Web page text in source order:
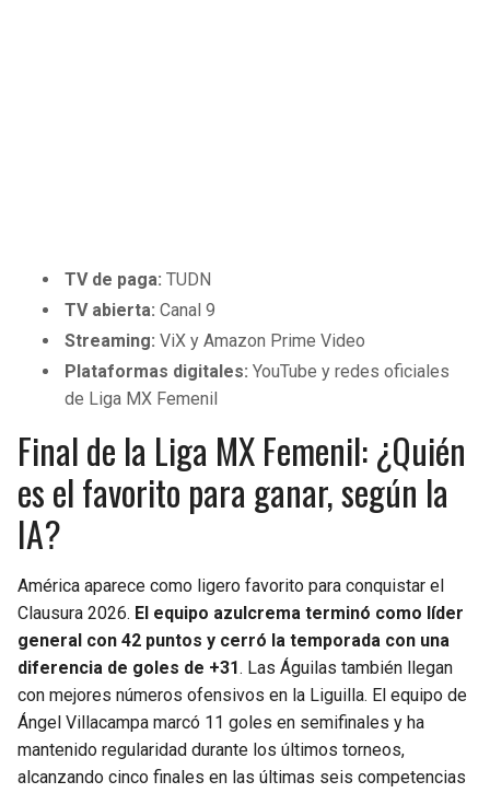
TV de paga: TUDN
TV abierta: Canal 9
Streaming: ViX y Amazon Prime Video
Plataformas digitales: YouTube y redes oficiales
de Liga MX Femenil
Final de la Liga MX Femenil: ¿Quién
es el favorito para ganar, según la
IA?
América aparece como ligero favorito para conquistar el
Clausura 2026. El equipo azulcrema terminó como líder
general con 42 puntos y cerró la temporada con una
diferencia de goles de +31. Las Águilas también llegan
con mejores números ofensivos en la Liguilla. El equipo de
Ángel Villacampa marcó 11 goles en semifinales y ha
mantenido regularidad durante los últimos torneos,
alcanzando cinco finales en las últimas seis competencias